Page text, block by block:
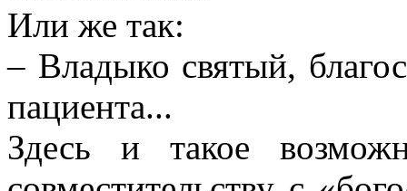
Или же так:
– Владыко святый,
пациента...
Здесь и такое